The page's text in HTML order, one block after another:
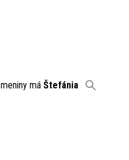
meniny má Štefánia